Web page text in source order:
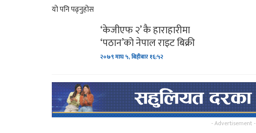
यो पनि पढ्नुहोस
‘केजीएफ २’ कै हाराहारीमा
‘पठान’को नेपाल राइट बिक्री
२०७९ माघ ५, बिहीबार १६:५२
- Advertisement -
प्रतियोगिता’ साउन २७ र २८…
साबधान ! शनिबारको दिन भुलेर
महिना दिन नबित्दै उप्कियो
मध्यपहाडी लोकमार्गको…